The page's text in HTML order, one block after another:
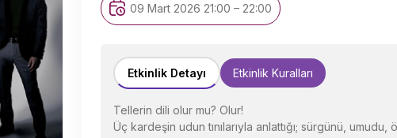
09 Mart 2026 21:00 – 22:00
Etkinlik Detayı Etkinlik Kuralları
Tellerin dili olur mu? Olur!
Üç kardeşin udun tınılarıyla anlattığı; sürgünü, umudu,